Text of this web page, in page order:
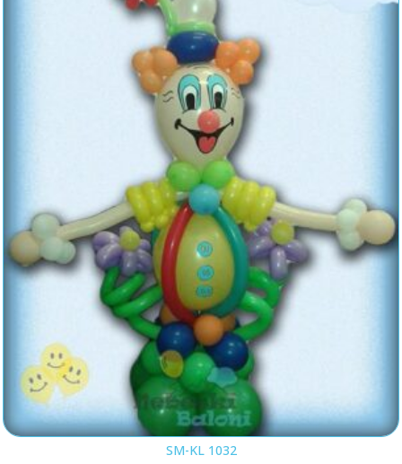
SM-KL 1032